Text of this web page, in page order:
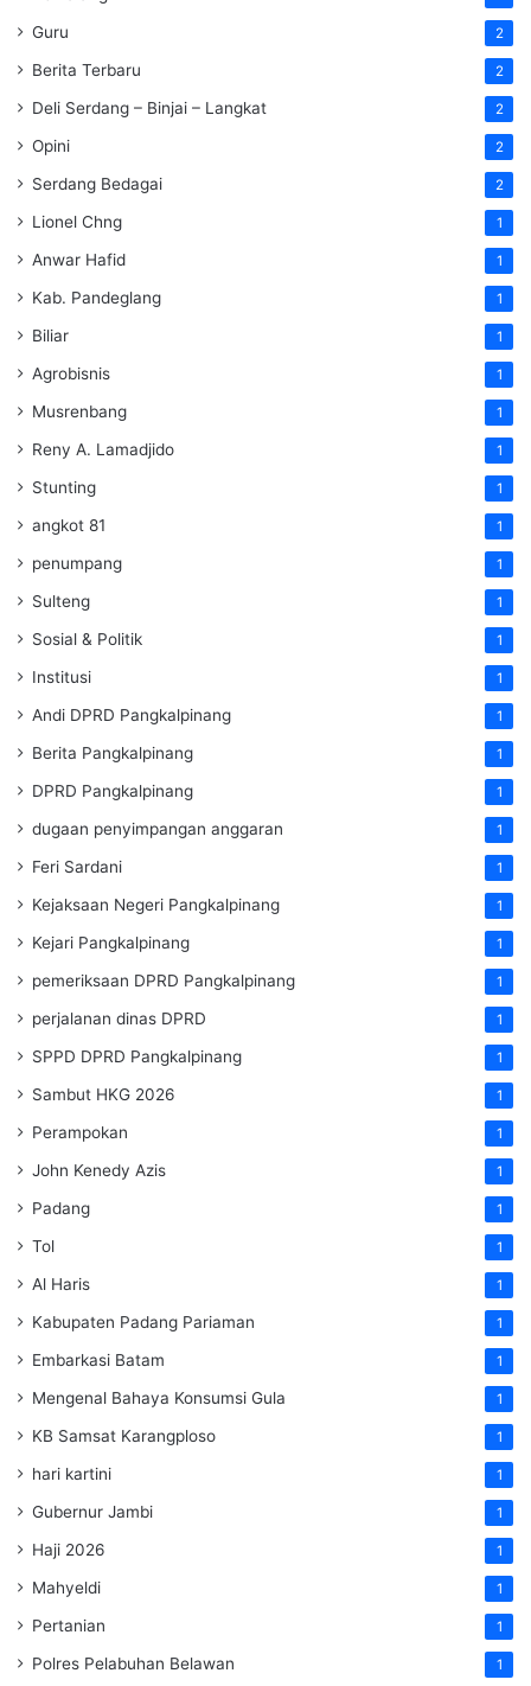
Guru 2
Berita Terbaru 2
Deli Serdang – Binjai – Langkat 2
Opini 2
Serdang Bedagai 2
Lionel Chng 1
Anwar Hafid 1
Kab. Pandeglang 1
Biliar 1
Agrobisnis 1
Musrenbang 1
Reny A. Lamadjido 1
Stunting 1
angkot 81 1
penumpang 1
Sulteng 1
Sosial & Politik 1
Institusi 1
Andi DPRD Pangkalpinang 1
Berita Pangkalpinang 1
DPRD Pangkalpinang 1
dugaan penyimpangan anggaran 1
Feri Sardani 1
Kejaksaan Negeri Pangkalpinang 1
Kejari Pangkalpinang 1
pemeriksaan DPRD Pangkalpinang 1
perjalanan dinas DPRD 1
SPPD DPRD Pangkalpinang 1
Sambut HKG 2026 1
Perampokan 1
John Kenedy Azis 1
Padang 1
Tol 1
Al Haris 1
Kabupaten Padang Pariaman 1
Embarkasi Batam 1
Mengenal Bahaya Konsumsi Gula 1
KB Samsat Karangploso 1
hari kartini 1
Gubernur Jambi 1
Haji 2026 1
Mahyeldi 1
Pertanian 1
Polres Pelabuhan Belawan 1